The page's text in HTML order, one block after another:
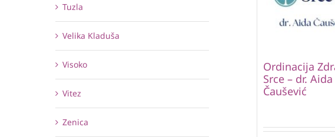
Ordinacija
Srce – dr. Aida
Čaušević
Tuzla
Velika Kladuša
Visoko
Vitez
Zenica